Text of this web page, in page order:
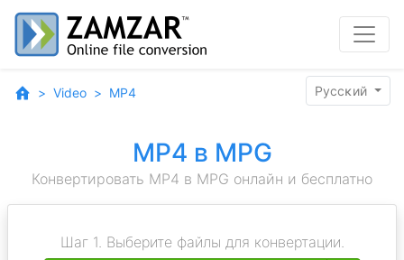
Video MP4 Pyccĸий
MP4 в MPG
Конвертировать MP4 в MPG онлайн и бесплатно
Шаг 1. Выберите файлы для конвертации.